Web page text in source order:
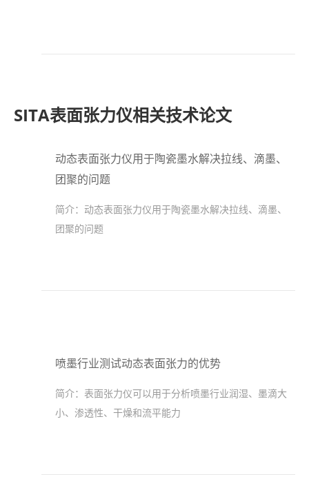
SITA表面张力仪相关技术论文
动态表面张力仪用于陶瓷墨水解决拉线、滴墨、
团聚的问题
简介： 动态表面张力仪用于陶瓷墨水解决拉线、滴墨、
团聚的问题
喷墨行业测试动态表面张力的优势
简介： 表面张力仪可以用于分析喷墨行业润湿、墨滴大
小、渗透性、干燥和流平能力